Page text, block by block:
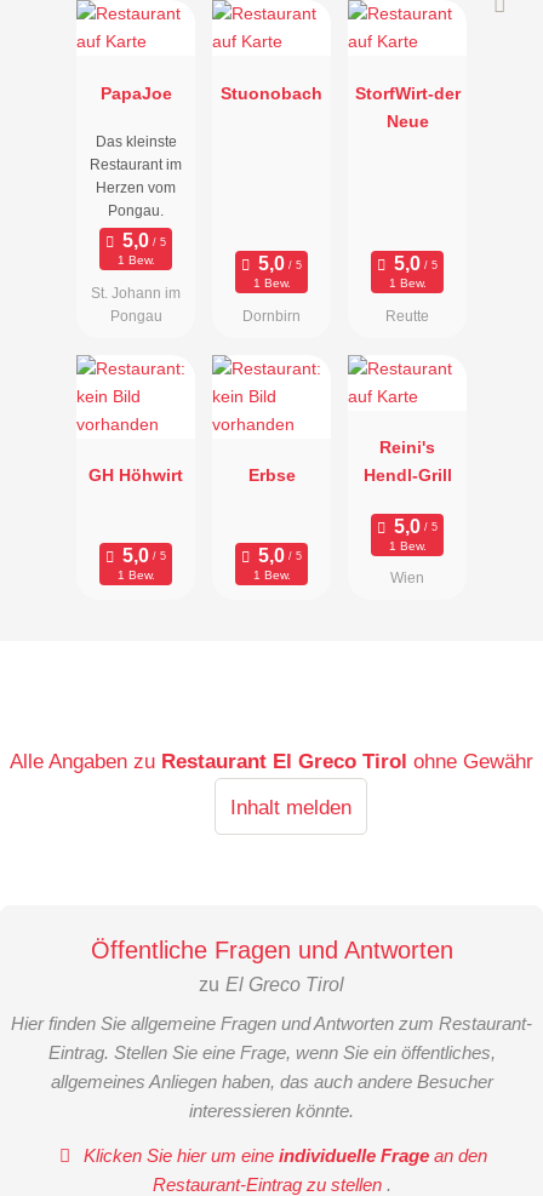
PapaJoe
Das kleinste
Restaurant im
Herzen vom
Pongau.
1 Bew.
St. Johann im
Pongau
Stuonobach
1 Bew.
Dornbirn
StorfWirt-der
Neue
1 Bew.
Reutte
GH Höhwirt
1 Bew.
Erbse
1 Bew.
Reini's
Hendl-Grill
1 Bew.
Wien
Alle Angaben zu Restaurant El Greco Tirol ohne Gewähr
Inhalt melden
Öffentliche Fragen und Antworten
zu El Greco Tirol
Hier finden Sie allgemeine Fragen und Antworten zum Restaurant-
Eintrag. Stellen Sie eine Frage, wenn Sie ein öffentliches,
allgemeines Anliegen haben, das auch andere Besucher
interessieren könnte.
Klicken Sie hier um eineindividuelle Frage an den
Restaurant-Eintrag zu stellen .